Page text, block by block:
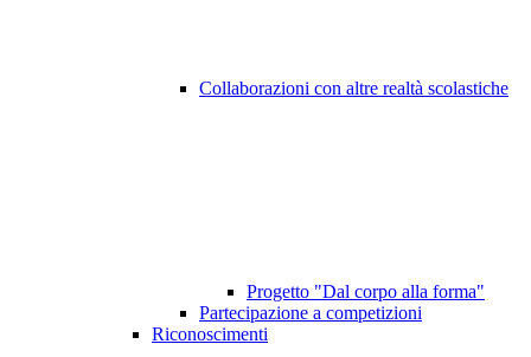
Collaborazioni con altre realtà scolastiche
Progetto "Dal corpo alla forma"
Partecipazione a competizioni
Riconoscimenti